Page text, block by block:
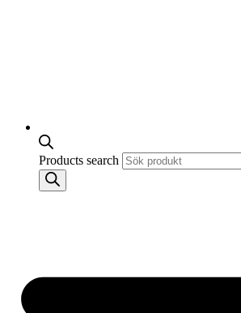
Products search